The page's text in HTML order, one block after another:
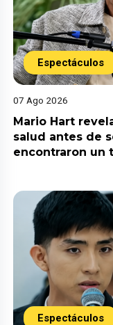
Espectáculos
07 Ago 2026
Mario Hart
salud antes de
encontraron un
Espectáculos